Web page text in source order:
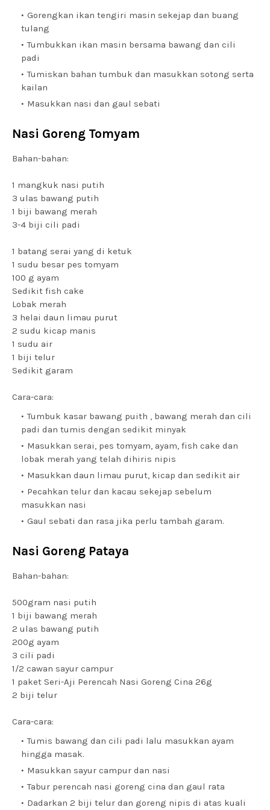
Gorengkan ikan tengiri masin sekejap dan buang
tulang
Tumbukkan ikan masin bersama bawang dan cili
padi
Tumiskan bahan tumbuk dan masukkan sotong serta
kailan
Masukkan nasi dan gaul sebati
Nasi Goreng Tomyam
Bahan-bahan:
1 mangkuk nasi putih
3 ulas bawang putih
1 biji bawang merah
3-4 biji cili padi
1 batang serai yang di ketuk
1 sudu besar pes tomyam
100 g ayam
Sedikit fish cake
Lobak merah
3 helai daun limau purut
2 sudu kicap manis
1 sudu air
1 biji telur
Sedikit garam
Cara-cara:
Tumbuk kasar bawang puith , bawang merah dan cili
padi dan tumis dengan sedikit minyak
Masukkan serai, pes tomyam, ayam, fish cake dan
lobak merah yang telah dihiris nipis
Masukkan daun limau purut, kicap dan sedikit air
Pecahkan telur dan kacau sekejap sebelum
masukkan nasi
Gaul sebati dan rasa jika perlu tambah garam.
Nasi Goreng Pataya
Bahan-bahan:
500gram nasi putih
1 biji bawang merah
2 ulas bawang putih
200g ayam
3 cili padi
1/2 cawan sayur campur
1 paket Seri-Aji Perencah Nasi Goreng Cina 26g
2 biji telur
Cara-cara:
Tumis bawang dan cili padi lalu masukkan ayam
hingga masak.
Masukkan sayur campur dan nasi
Tabur perencah nasi goreng cina dan gaul rata
Dadarkan 2 biji telur dan goreng nipis di atas kuali